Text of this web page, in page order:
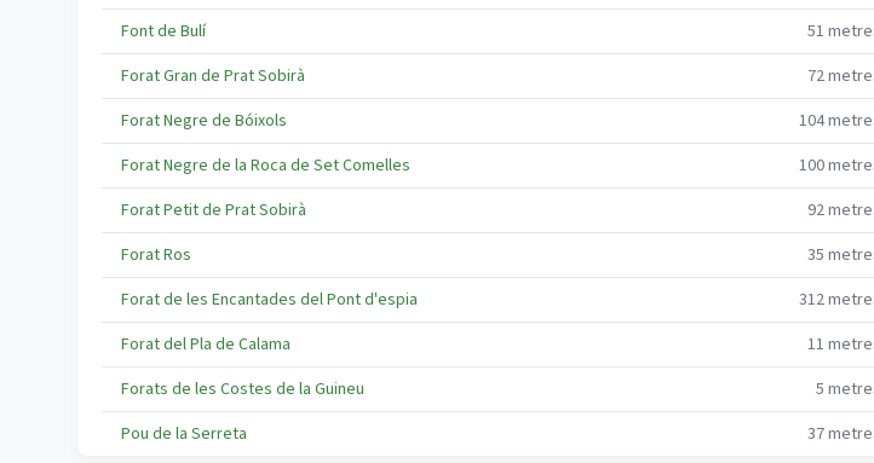
Font de Bulí
51
Forat Gran de Prat Sobirà
72
Forat Negre de Bóixols
104
Forat Negre de la Roca de Set Comelles
100
Forat Petit de Prat Sobirà
92
Forat Ros
35
Forat de les Encantades del Pont d'espia
312
Forat del Pla de Calama
11
Forats de les Costes de la Guineu
5
Pou de la Serreta
37